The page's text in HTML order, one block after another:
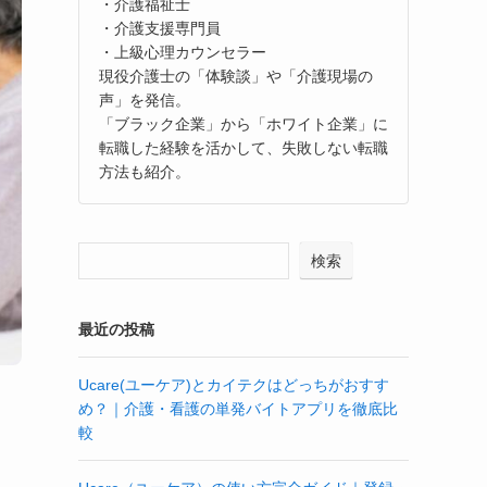
・介護福祉士
・介護支援専門員
・上級心理カウンセラー
現役介護士の「体験談」や「介護現場の
声」を発信。
「ブラック企業」から「ホワイト企業」に
転職した経験を活かして、失敗しない転職
方法も紹介。
検索
最近の投稿
Ucare(ユーケア)とカイテクはどっちがおすす
め？｜介護・看護の単発バイトアプリを徹底比
較